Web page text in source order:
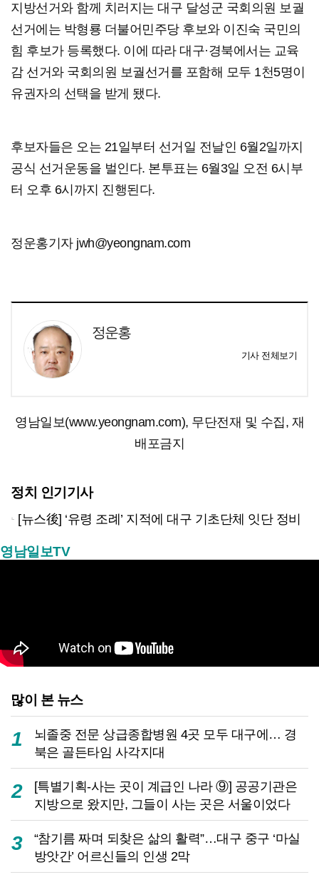
지방선거와 함께 치러지는 대구 달성군 국회의원 보궐
선거에는 박형룡 더불어민주당 후보와 이진숙 국민의
힘 후보가 등록했다. 이에 따라 대구·경북에서는 교육
감 선거와 국회의원 보궐선거를 포함해 모두 1천5명이
유권자의 선택을 받게 됐다.
후보자들은 오는 21일부터 선거일 전날인 6월2일까지
공식 선거운동을 벌인다. 본투표는 6월3일 오전 6시부
터 오후 6시까지 진행된다.
정운홍기자 jwh@yeongnam.com
정운홍
기사 전체보기
영남일보(www.yeongnam.com), 무단전재 및 수집, 재
배포금지
정치 인기기사
[뉴스後] ‘유령 조례’ 지적에 대구 기초단체 잇단 정비
영남일보TV
많이 본 뉴스
1
뇌졸중 전문 상급종합병원 4곳 모두 대구에… 경
북은 골든타임 사각지대
2
[특별기획-사는 곳이 계급인 나라 ⑨] 공공기관은
지방으로 왔지만, 그들이 사는 곳은 서울이었다
3
“참기름 짜며 되찾은 삶의 활력”…대구 중구 ‘마실
방앗간’ 어르신들의 인생 2막